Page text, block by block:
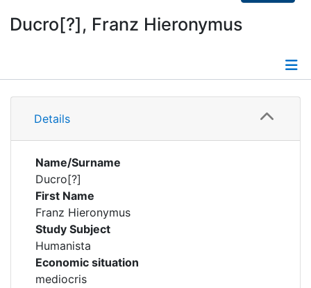
Ducro[?], Franz Hieronymus
Details
Details
Name/Surname
Ducro[?]
First Name
Franz Hieronymus
Study Subject
Humanista
Economic situation
mediocris